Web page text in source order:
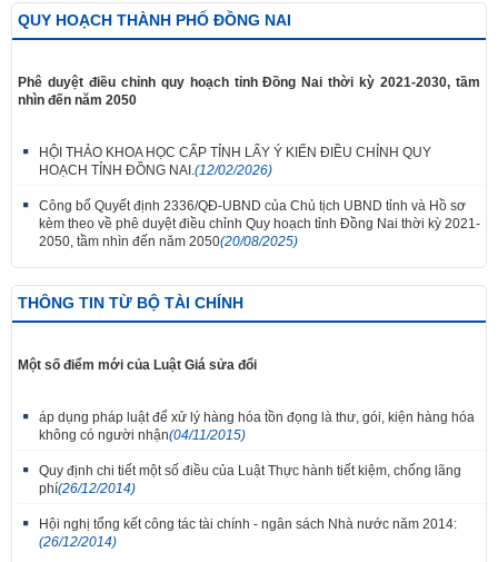
QUY HOẠCH THÀNH PHỐ ĐỒNG NAI
Phê duyệt điều chỉnh quy hoạch tỉnh Đồng Nai thời kỳ 2021-2030, tầm
nhìn đến năm 2050
HỘI THẢO KHOA HỌC CẤP TỈNH LẤY Ý KIẾN ĐIỀU CHỈNH QUY
HOẠCH TỈNH ĐỒNG NAI. (12/02/2026)
Công bố Quyết định 2336/QĐ-UBND của Chủ tịch UBND tỉnh và Hồ sơ
kèm theo về phê duyệt điều chỉnh Quy hoạch tỉnh Đồng Nai thời kỳ 2021-
2050, tầm nhìn đến năm 2050(20/08/2025)
THÔNG TIN TỪ BỘ TÀI CHÍNH
Một số điểm mới của Luật Giá sửa đổi
áp dụng pháp luật để xử lý hàng hóa tồn đọng là thư, gói, kiện hàng hóa
không có người nhận(04/11/2015)
Quy định chi tiết một số điều của Luật Thực hành tiết kiệm, chống lãng
phí(26/12/2014)
Hội nghị tổng kết công tác tài chính - ngân sách Nhà nước năm 2014:
(26/12/2014)